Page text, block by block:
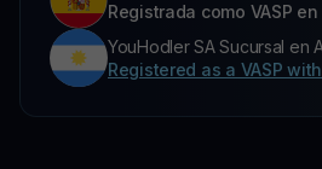
Registrada como VASP
YouHodler SA Sucursal en
Registered as a VASP